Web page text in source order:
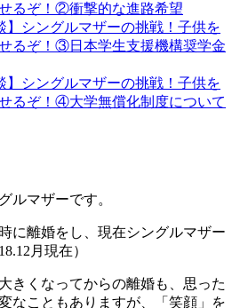
るぞ！②衝撃的な進路希望
】シングルマザーの挑戦！子供を
るぞ！③日本学生支援機構奨学金
】シングルマザーの挑戦！子供を
るぞ！④大学無償化制度について
ルマザーです。
に離婚をし、現在シングルマザー
月現在）
きくなってからの離婚も、思った
なこともありますが、「笑顔」を